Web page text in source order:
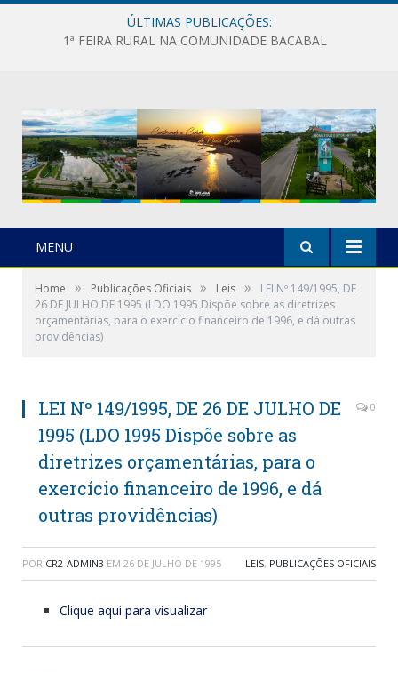
ÚLTIMAS PUBLICAÇÕES:
1ª FEIRA RURAL NA COMUNIDADE BACABAL
MENU
Home » Publicações Oficiais » Leis »
LEI Nº 149/1995, DE
26 DE JULHO DE 1995 (LDO 1995 Dispõe sobre as diretrizes
orçamentárias, para o exercício financeiro de 1996, e dá outras
providências)
LEI Nº 149/1995, DE 26 DE JULHO DE
1995 (LDO 1995 Dispõe sobre as
diretrizes orçamentárias, para o
exercício financeiro de 1996, e dá
outras providências)
0
POR CR2-ADMIN3 EM 26 DE JULHO DE 1995 LEIS, PUBLICAÇÕES OFICIAIS
Clique aqui para visualizar